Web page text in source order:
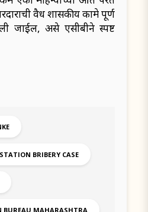
वैध शासकीय कामे पूर्ण
जाईल, असे एसीबीने स्पष्ट
BRIBERY CASE
BUREAU MAHARASHTRA